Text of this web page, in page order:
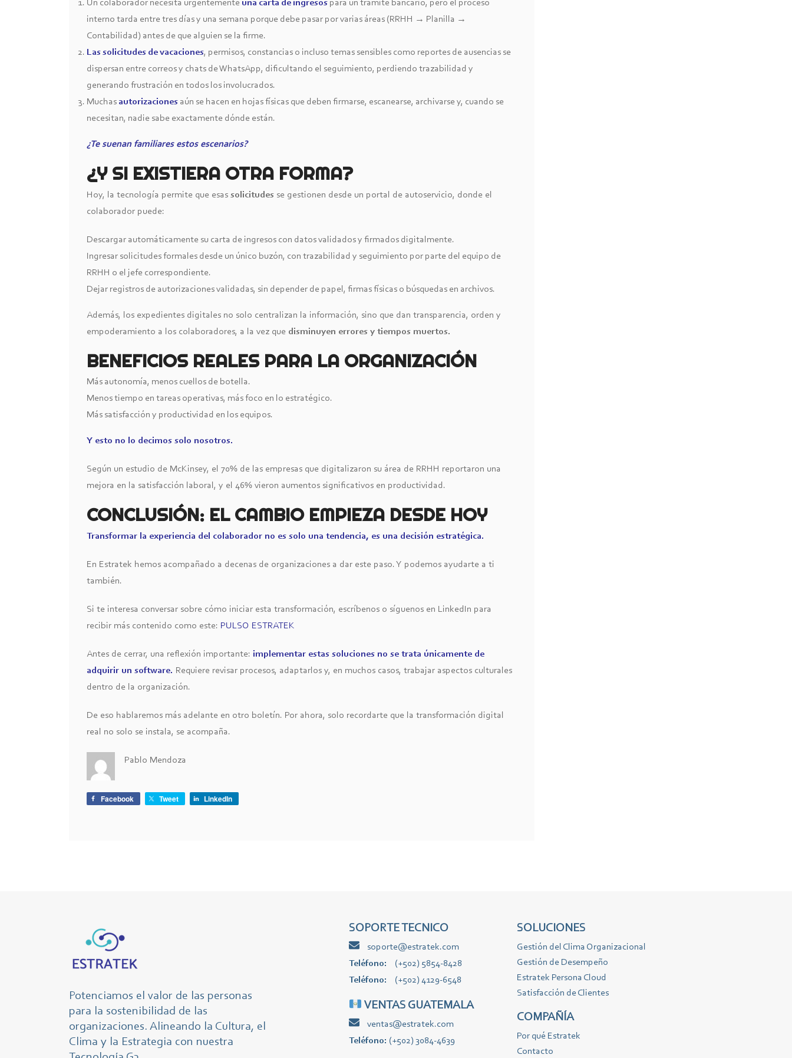
Un colaborador necesita urgentemente una carta de ingresos para un trámite bancario, pero el proceso
interno tarda entre tres días y una semana porque debe pasar por varias áreas (RRHH → Planilla →
Contabilidad) antes de que alguien se la firme.
Las solicitudes de vacaciones, permisos, constancias o incluso temas sensibles como reportes de ausencias se
dispersan entre correos y chats de WhatsApp, dificultando el seguimiento, perdiendo trazabilidad y
generando frustración en todos los involucrados.
Muchas autorizaciones aún se hacen en hojas físicas que deben firmarse, escanearse, archivarse y, cuando se
necesitan, nadie sabe exactamente dónde están.
¿Te suenan familiares estos escenarios?
¿Y SI EXISTIERA OTRA FORMA?
Hoy, la tecnología permite que esas solicitudes se gestionen desde un portal de autoservicio, donde el
colaborador puede:
Descargar automáticamente su carta de ingresos con datos validados y firmados digitalmente.
Ingresar solicitudes formales desde un único buzón, con trazabilidad y seguimiento por parte del equipo de
RRHH o el jefe correspondiente.
Dejar registros de autorizaciones validadas, sin depender de papel, firmas físicas o búsquedas en archivos.
Además, los expedientes digitales no solo centralizan la información, sino que dan transparencia, orden y
empoderamiento a los colaboradores, a la vez que disminuyen errores y tiempos muertos.
BENEFICIOS REALES PARA LA ORGANIZACIÓN
Más autonomía, menos cuellos de botella.
Menos tiempo en tareas operativas, más foco en lo estratégico.
Más satisfacción y productividad en los equipos.
Y esto no lo decimos solo nosotros.
Según un estudio de McKinsey, el 70% de las empresas que digitalizaron su área de RRHH reportaron una
mejora en la satisfacción laboral, y el 46% vieron aumentos significativos en productividad.
CONCLUSIÓN: EL CAMBIO EMPIEZA DESDE HOY
Transformar la experiencia del colaborador no es solo una tendencia, es una decisión estratégica.
En Estratek hemos acompañado a decenas de organizaciones a dar este paso. Y podemos ayudarte a ti
también.
Si te interesa conversar sobre cómo iniciar esta transformación, escríbenos o síguenos en LinkedIn para
recibir más contenido como este: PULSO ESTRATEK
Antes de cerrar, una reflexión importante: implementar estas soluciones no se trata únicamente de
adquirir un software. Requiere revisar procesos, adaptarlos y, en muchos casos, trabajar aspectos culturales
dentro de la organización.
De eso hablaremos más adelante en otro boletín. Por ahora, solo recordarte que la transformación digital
real no solo se instala, se acompaña.
Pablo Mendoza
Facebook Tweet LinkedIn
Potenciamos el valor de las personas
para la sostenibilidad de las
organizaciones. Alineando la Cultura, el
Clima y la Estrategia con nuestra
SOPORTE TECNICO
soporte@estratek.com
Teléfono:
(+502) 5854-8428
Teléfono:
(+502) 4129-6548
VENTAS GUATEMALA
ventas@estratek.com
Teléfono: (+502) 3084-4639
SOLUCIONES
Gestión del Clima Organizacional
Gestión de Desempeño
Estratek Persona Cloud
Satisfacción de Clientes
COMPAÑÍA
Por qué Estratek
Contacto